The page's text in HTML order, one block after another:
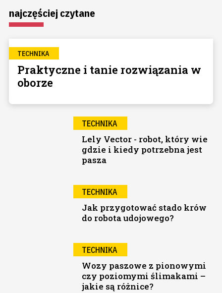
najczęściej czytane
TECHNIKA
Praktyczne i tanie rozwiązania w
oborze
TECHNIKA
Lely Vector - robot, który wie
gdzie i kiedy potrzebna jest
pasza
TECHNIKA
Jak przygotować stado krów
do robota udojowego?
TECHNIKA
Wozy paszowe z pionowymi
czy poziomymi ślimakami –
jakie są różnice?